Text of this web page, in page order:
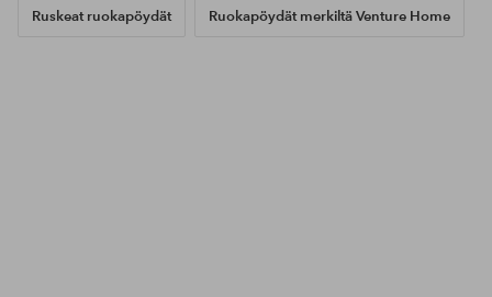
Ruskeat ruokapöydät Ruokapöydät merkiltä Venture Home